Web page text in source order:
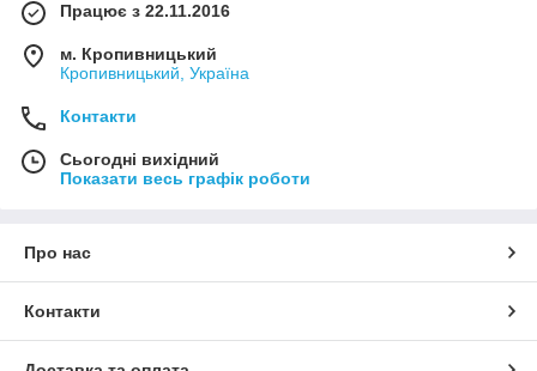
Працює з 22.11.2016
м. Кропивницький
Кропивницький, Україна
Контакти
Сьогодні вихідний
Показати весь графік роботи
Про нас
Контакти